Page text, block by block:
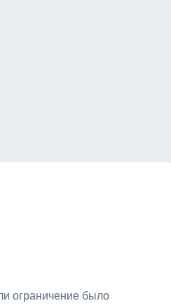
ограничение было